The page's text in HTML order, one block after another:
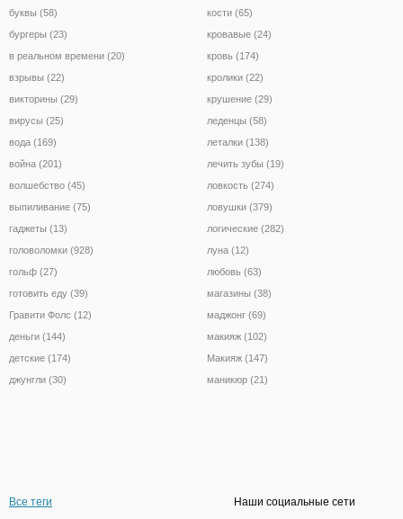
буквы (58)
бургеры (23)
в реальном времени (20)
взрывы (22)
викторины (29)
вирусы (25)
вода (169)
война (201)
волшебство (45)
выпиливание (75)
гаджеты (13)
головоломки (928)
гольф (27)
готовить еду (39)
Гравити Фолс (12)
деньги (144)
детские (174)
джунгли (30)
кости (65)
кровавые (24)
кровь (174)
кролики (22)
крушение (29)
леденцы (58)
леталки (138)
лечить зубы (19)
ловкость (274)
ловушки (379)
логические (282)
луна (12)
любовь (63)
магазины (38)
маджонг (69)
макияж (102)
Макияж (147)
маникюр (21)
Все теги
Наши социальные сети